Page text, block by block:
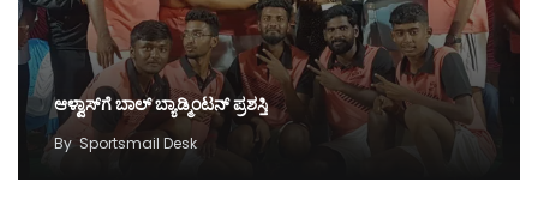
ಆಳ್ವಾಸ್‌ಗೆ ಬಾಲ್ ಬ್ಯಾಡ್ಮಿಂಟನ್ ಪ್ರಶಸ್ತಿ
By Sportsmail Desk